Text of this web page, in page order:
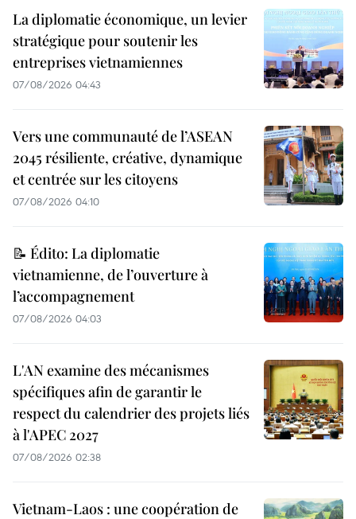
La diplomatie économique, un levier
stratégique pour soutenir les
entreprises vietnamiennes
07/08/2026 04:43
Vers une communauté de l’ASEAN
2045 résiliente, créative, dynamique
et centrée sur les citoyens
07/08/2026 04:10
📝 Édito: La diplomatie
vietnamienne, de l’ouverture à
l’accompagnement
07/08/2026 04:03
L'AN examine des mécanismes
spécifiques afin de garantir le
respect du calendrier des projets liés
à l'APEC 2027
07/08/2026 02:38
Vietnam-Laos : une coopération de